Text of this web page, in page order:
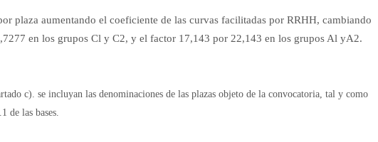
plaza aumentando el coeficiente de las curvas facilitadas por RRHH, cambiando
en los grupos Cl y C2, y el factor 17,143 por 22,143 en los grupos Al yA2.
c). se incluyan las denominaciones de las plazas objeto de la convocatoria, tal y como
de las bases.